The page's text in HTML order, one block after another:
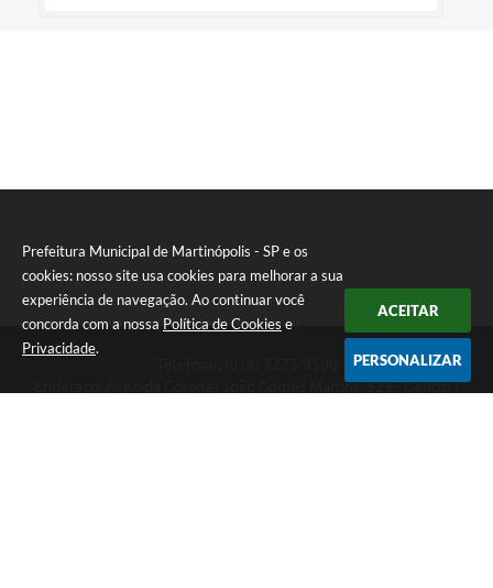
Prefeitura Municipal de Martinópolis - SP e os
cookies: nosso site usa cookies para melhorar a sua
experiência de navegação. Ao continuar você
concorda com a nossa Política de Cookies e
Privacidade.
ACEITAR
PERSONALIZAR
Endereço: Avenida Coronel João Gomes Martins, 525 - Centro |